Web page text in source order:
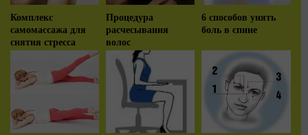
Комплекс
самомассажа для
снятия стресса
Процедура
расчесывания
волос
6 способов унять
боль в спине